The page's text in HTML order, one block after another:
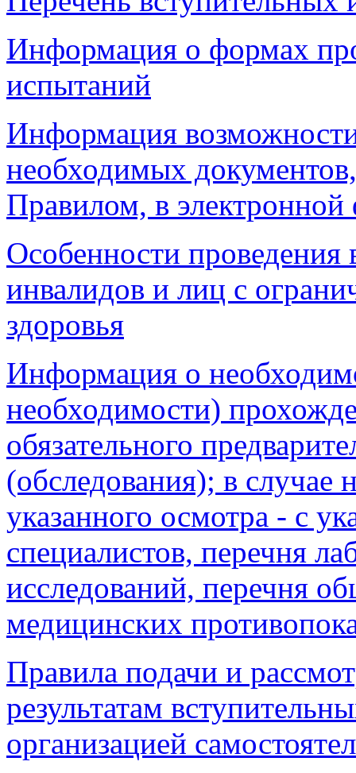
Информация о формах
испытаний
Информация
необходимых
Правилом, в
Особенности
инвалидов и лиц с
здоровья
Информация о
необходимости)
обязательного
(обследования); в
указанного осмотра - с
специалистов, перечня
исследований, перечня
медицинских
Правила подачи и
результатам
организацией